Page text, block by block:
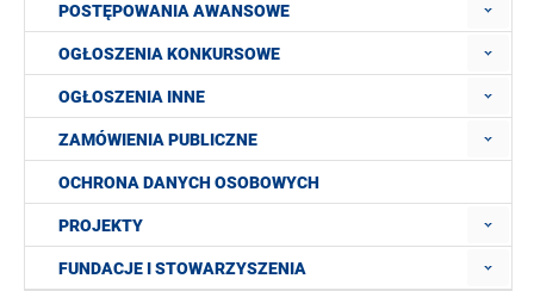
POSTĘPOWANIA AWANSOWE
OGŁOSZENIA KONKURSOWE
OGŁOSZENIA INNE
ZAMÓWIENIA PUBLICZNE
OCHRONA DANYCH OSOBOWYCH
PROJEKTY
FUNDACJE I STOWARZYSZENIA